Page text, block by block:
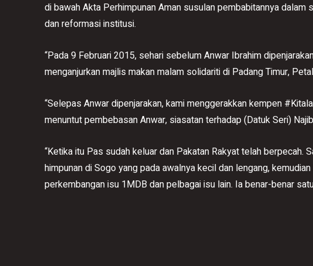
di bawah Akta Perhimpunan Aman susulan pembabitannya dalam
dan reformasi institusi.
“Pada 9 Februari 2015, sehari sebelum Anwar Ibrahim
menganjurkan majlis makan malam solidariti di Padang Timur,
“Selepas Anwar dipenjarakan, kami menggerakkan kempen
menuntut pembebasan Anwar, siasatan terhadap (Datuk Seri)
“Ketika itu Pas sudah keluar dan Pakatan Rakyat telah berpecah.
himpunan di Sogo yang pada awalnya kecil dan lengang,
perkembangan isu 1MDB dan pelbagai isu lain. Ia benar-benar